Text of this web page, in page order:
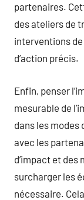
partenaires.
des ateliers de
interventions de
d’action précis.
Enfin, penser
mesurable de
dans les
avec les
d’impact et des
surcharger les
nécessaire.